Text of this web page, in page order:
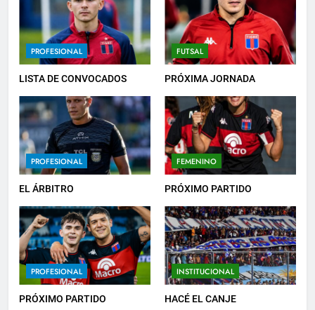
PROFESIONAL
LISTA DE CONVOCADOS
FUTSAL
PRÓXIMA JORNADA
PROFESIONAL
EL ÁRBITRO
FEMENINO
PRÓXIMO PARTIDO
PROFESIONAL
PRÓXIMO PARTIDO
INSTITUCIONAL
HACÉ EL CANJE
6
HACÉ EL CANJE
7
EMPATE EN CASA
PROFESIONAL
8
DERROTA DE LOCAL
FUTSAL